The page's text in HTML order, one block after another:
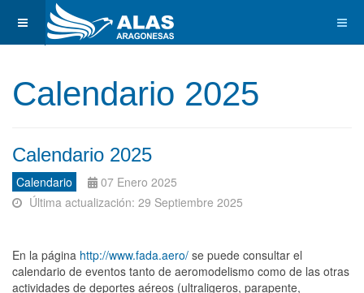
Calendario 2025
Calendario 2025
Calendario
07 Enero 2025
Última actualización: 29 Septiembre 2025
En la página http://www.fada.aero/ se puede consultar el
calendario de eventos tanto de aeromodelismo como de las otras
actividades de deportes aéreos (ultraligeros, parapente,